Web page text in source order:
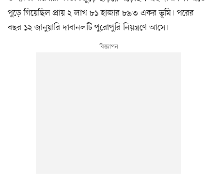
পুড়ে গিয়েছিল প্রায় ২ লাখ ৮১ হাজার ৮৯৩ একর ভূমি। পরের
বছর ১২ জানুয়ারি দাবানলটি পুরোপুরি নিয়ন্ত্রণে আসে।